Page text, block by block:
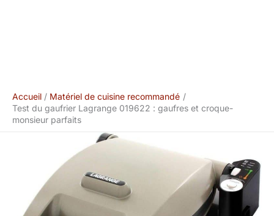
Accueil
Matériel de cuisine recommandé
Test du gaufrier Lagrange 019622 : gaufres et croque-
monsieur parfaits